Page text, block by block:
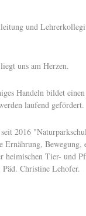
und
uns am Herzen.
Handeln bildet
laufend gefördert.
2016
Ernährung,
Tier- und
Christine Lehofer.